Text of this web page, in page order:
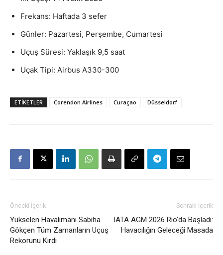
Frekans: Haftada 3 sefer
Günler: Pazartesi, Perşembe, Cumartesi
Uçuş Süresi: Yaklaşık 9,5 saat
Uçak Tipi: Airbus A330-300
ETIKETLER Corendon Airlines Curaçao Düsseldorf
Önceki İçerik
Yükselen Havalimanı Sabiha
Gökçen Tüm Zamanların Uçuş
Rekorunu Kırdı
Sonraki İçerik
IATA AGM 2026 Rio’da Başladı:
Havacılığın Geleceği Masada